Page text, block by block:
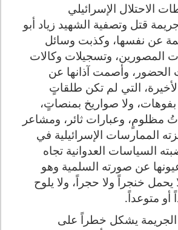
الاحتلال الإسرائيلي
قتل وتصفية الشهيد زياد أبو
عن نفسها، وكذبت وسائل
المصورين، وتسجيلات وكالات
الحضور، وأصمت آذانها عن
التي لم تكن طلقاتٍ
بفوهات، ولا صواريخ بمنصاتٍ،
مظلومٍ، وعبارات ثائر، ومشاعر
الممارسات الإسرائيلية في
السياسات العدوانية تجاه
عن صورته السلمية وهو
يحمل خنجراً ولا حجراً، ولا يلوح
أو متوعداً.
يشكل خطراً على